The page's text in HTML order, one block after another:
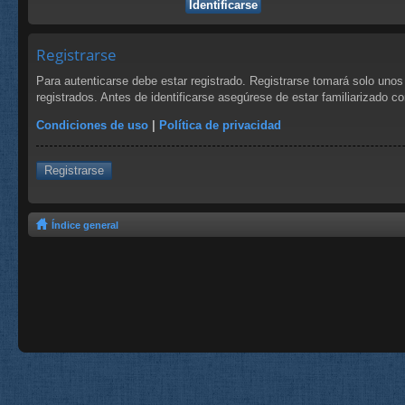
Registrarse
Para autenticarse debe estar registrado. Registrarse tomará solo
registrados. Antes de identificarse asegúrese de estar familiarizado
Condiciones de uso | Política de privacidad
Registrarse
Índice general